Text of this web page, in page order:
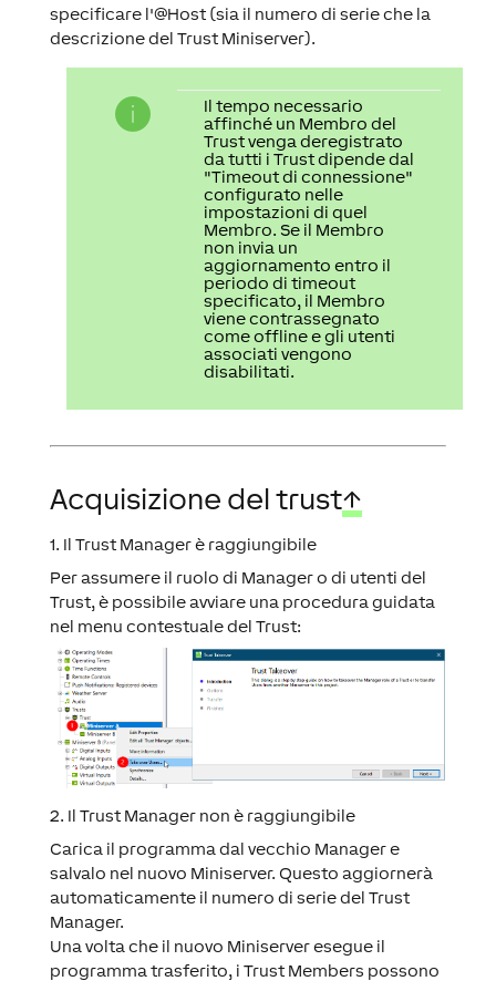
specificare l'@Host (sia il numero di serie che la
descrizione del Trust Miniserver).
Il tempo necessario
affinché un Membro del
Trust venga deregistrato
da tutti i Trust dipende dal
"Timeout di connessione"
configurato nelle
impostazioni di quel
Membro. Se il Membro
non invia un
aggiornamento entro il
periodo di timeout
specificato, il Membro
viene contrassegnato
come offline e gli utenti
associati vengono
disabilitati.
Acquisizione del trust↑
1. Il Trust Manager è raggiungibile
Per assumere il ruolo di Manager o di utenti del
Trust, è possibile avviare una procedura guidata
nel menu contestuale del Trust:
2. Il Trust Manager non è raggiungibile
Carica il programma dal vecchio Manager e
salvalo nel nuovo Miniserver. Questo aggiornerà
automaticamente il numero di serie del Trust
Manager.
Una volta che il nuovo Miniserver esegue il
programma trasferito, i Trust Members possono